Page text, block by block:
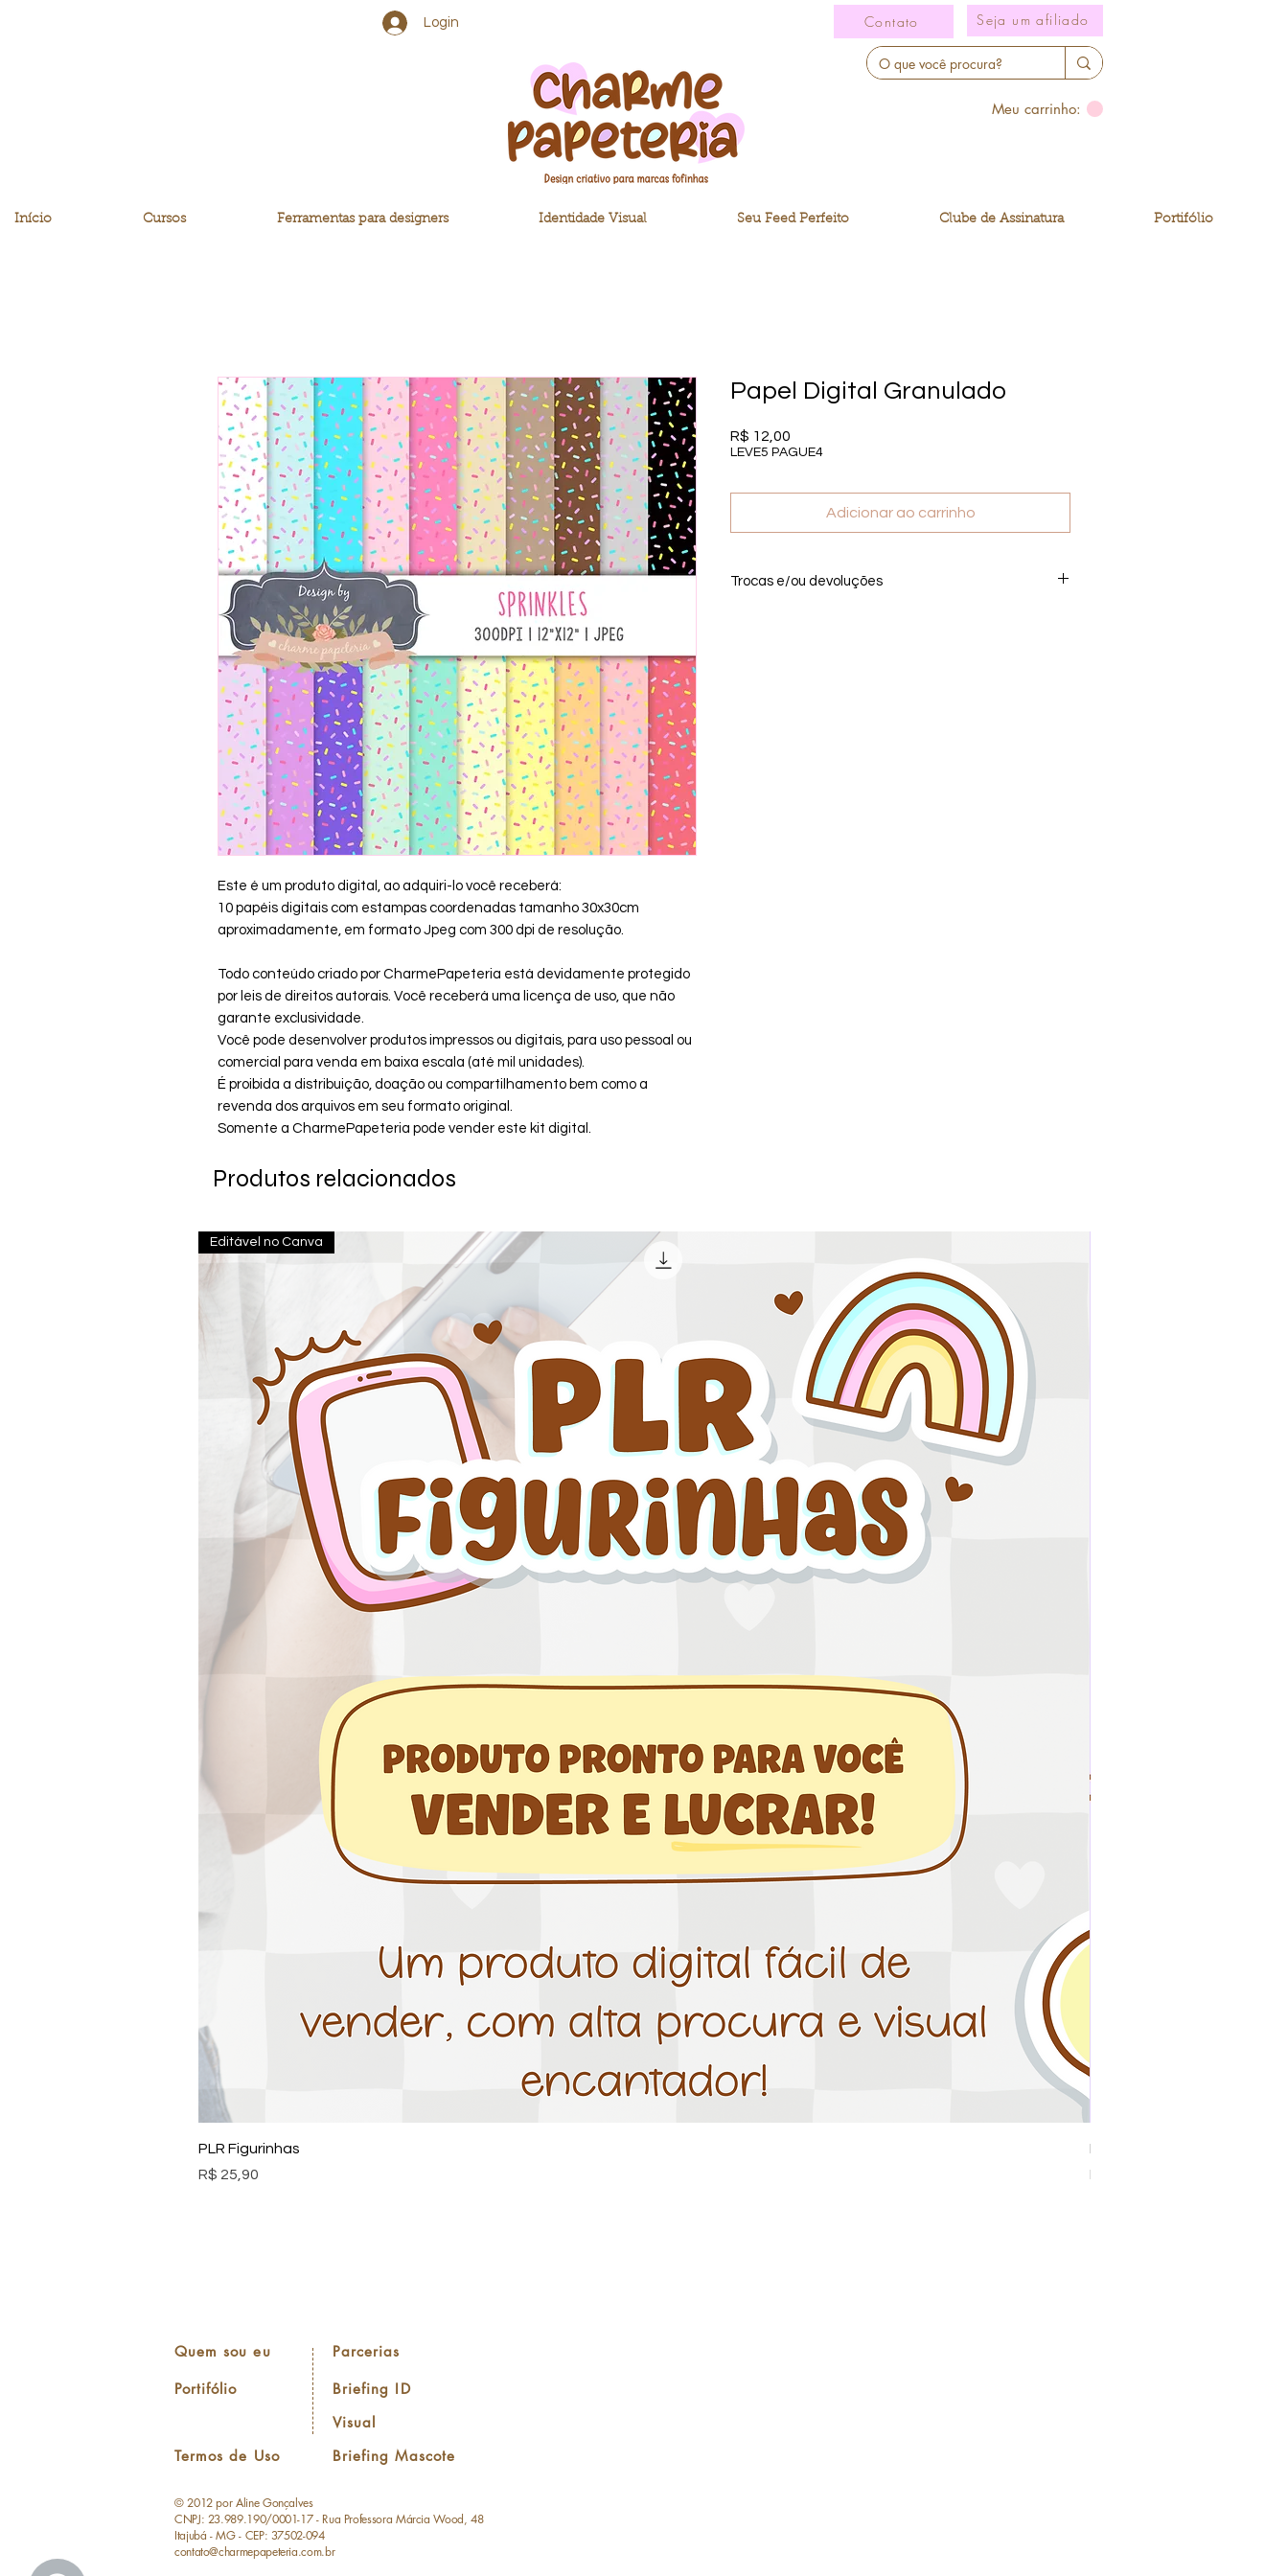
Login Contato Seja um afiliado
Meu carrinho:
Início Cursos Ferramentas para designers Identidade Visual Seu Feed Perfeito Clube de Assinatura Portifólio
Este é um produto digital, ao adquiri-lo você receberá:
10 papéis digitais com estampas coordenadas tamanho 30x30cm
aproximadamente, em formato Jpeg com 300 dpi de resolução.
Todo conteúdo criado por CharmePapeteria está devidamente protegido
por leis de direitos autorais. Você receberá uma licença de uso, que não
garante exclusividade.
Você pode desenvolver produtos impressos ou digitais, para uso pessoal ou
comercial para venda em baixa escala (até mil unidades).
É proibida a distribuição, doação ou compartilhamento bem como a
revenda dos arquivos em seu formato original.
Somente a CharmePapeteria pode vender este kit digital.
Papel Digital Granulado
R$ 12,00
LEVE5 PAGUE4
Adicionar ao carrinho
Trocas e/ou devoluções
Produtos relacionados
Editável no Canva
PLR Figurinhas
Preço
R$ 25,90
Kit digital Hora de estudar
Preço
R$ 11,90
Quem sou eu
Portifólio
Termos de Uso
Parcerias
Briefing ID
Visual
Briefing Mascote
© 2012 por Aline Gonçalves
CNPJ: 23.989.190/0001-17 - Rua Professora Márcia Wood, 48
Itajubá - MG - CEP: 37502-094
contato@charmepapeteria.com.br